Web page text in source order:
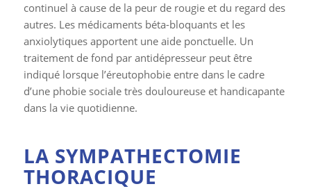
continuel à cause de la peur de rougie et du regard des
autres. Les médicaments béta-bloquants et les
anxiolytiques apportent une aide ponctuelle. Un
traitement de fond par antidépresseur peut être
indiqué lorsque l’éreutophobie entre dans le cadre
d’une phobie sociale très douloureuse et handicapante
dans la vie quotidienne.
LA SYMPATHECTOMIE
THORACIQUE